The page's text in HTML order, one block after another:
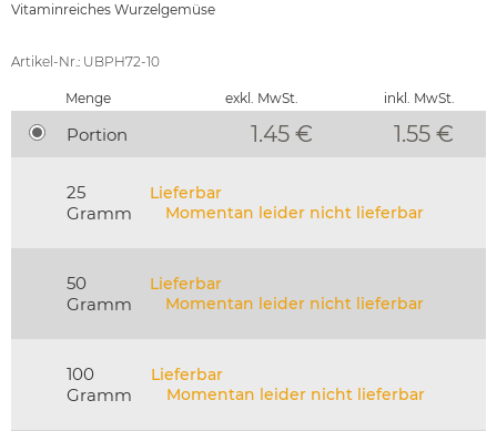
Vitaminreiches Wurzelgemüse
Artikel-Nr.: UBPH72-10
Menge exkl. MwSt. inkl. MwSt.
Portion 1.45 € 1.55 €
25
Gramm
Lieferbar
Momentan leider nicht lieferbar
50
Gramm
Lieferbar
Momentan leider nicht lieferbar
100
Gramm
Lieferbar
Momentan leider nicht lieferbar